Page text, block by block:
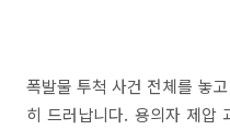
폭발물 투척 사건 전체를 놓
히 드러납니다. 용의자 제압